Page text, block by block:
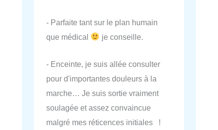
- Parfaite tant sur le plan humain
que médical
je conseille.
- Enceinte, je suis allée consulter
pour d'importantes douleurs à la
marche… Je suis sortie vraiment
soulagée et assez convaincue
malgré mes réticences initiales !